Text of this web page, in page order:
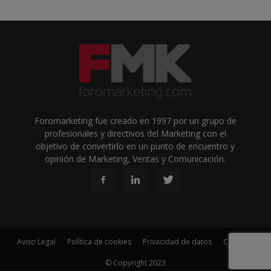
Foromarketing fue creado en 1997 por un grupo de
profesionales y directivos del Marketing con el
objetivo de convertirlo en un punto de encuentro y
opinión de Marketing, Ventas y Comunicación.
Aviso Legal Política de cookies Privacidad de datos Contacto
© Copyright 2023